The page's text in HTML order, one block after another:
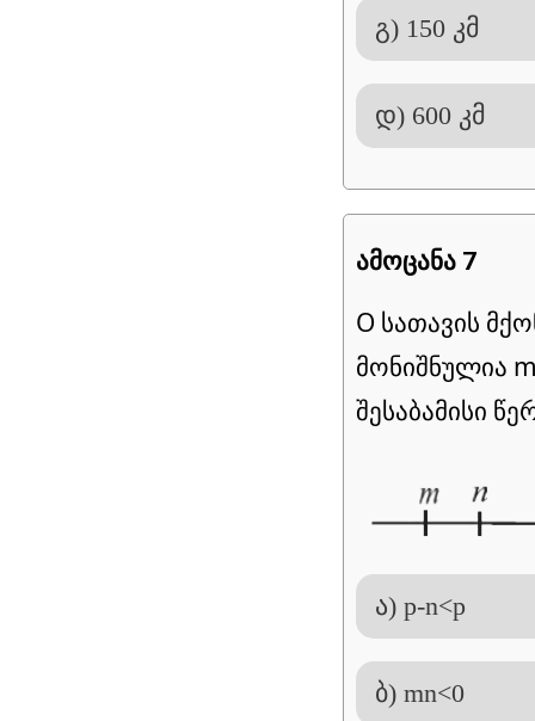
გ) 150 კმ
დ) 600 კმ
ამოცანა 7
O სათავის
მონიშნულია
შესაბამისი
ა) p-n<p
ბ) mn<0